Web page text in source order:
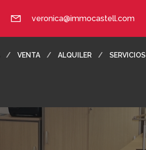
veronica@immocastell.com
VENTA ALQUILER SERVICIOS